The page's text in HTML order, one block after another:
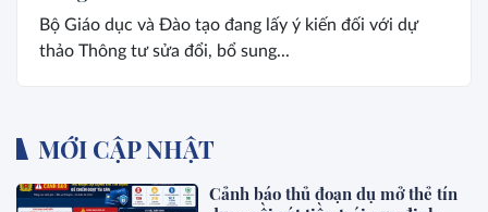
Bộ Giáo dục và Đào tạo đang lấy ý kiến đối với dự
thảo Thông tư sửa đổi, bổ sung...
MỚI CẬP NHẬT
Cảnh báo thủ đoạn dụ mở thẻ tín